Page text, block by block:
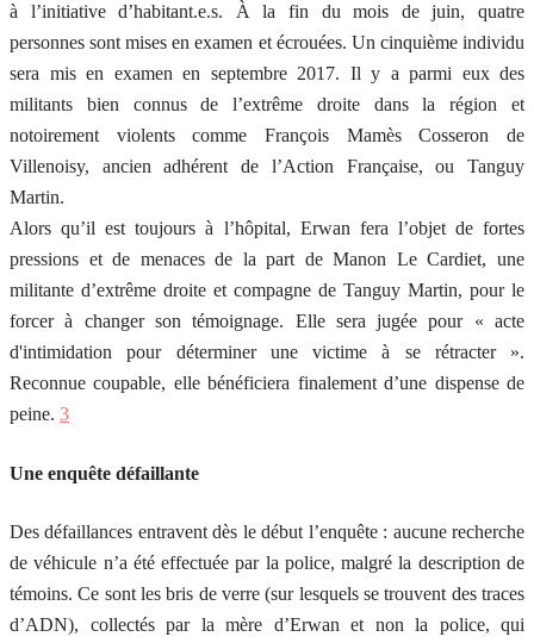
à l’initiative d’habitant.e.s. À la fin du mois de juin, quatre
personnes sont mises en examen et écrouées. Un cinquième individu
sera mis en examen en septembre 2017. Il y a parmi eux des
militants bien connus de l’extrême droite dans la région et
notoirement violents comme François Mamès Cosseron de
Villenoisy, ancien adhérent de l’Action Française, ou Tanguy
Martin.
Alors qu’il est toujours à l’hôpital, Erwan fera l’objet de fortes
pressions et de menaces de la part de Manon Le Cardiet, une
militante d’extrême droite et compagne de Tanguy Martin, pour le
forcer à changer son témoignage. Elle sera jugée pour « acte
d'intimidation pour déterminer une victime à se rétracter ».
Reconnue coupable, elle bénéficiera finalement d’une dispense de
peine. 3
Une enquête défaillante
Des défaillances entravent dès le début l’enquête : aucune recherche
de véhicule n’a été effectuée par la police, malgré la description de
témoins. Ce sont les bris de verre (sur lesquels se trouvent des traces
d’ADN), collectés par la mère d’Erwan et non la police, qui